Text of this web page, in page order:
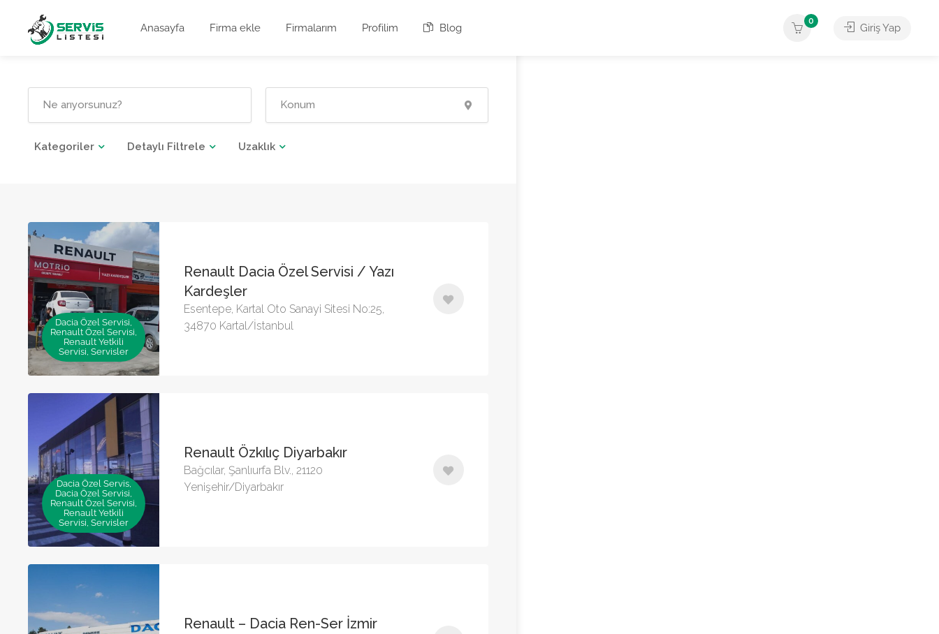
Anasayfa Firma ekle Firmalarım Profilim Blog
0
Giriş Yap
Kategoriler Detaylı Filtrele Uzaklık
Dacia Özel Servisi,
Renault Özel Servisi,
Renault Yetkili
Servisi, Servisler
Renault Dacia Özel Servisi / Yazı
Kardeşler
Esentepe, Kartal Oto Sanayi Sitesi No:25,
34870 Kartal/İstanbul
Dacia Özel Servis,
Dacia Özel Servisi,
Renault Özel Servisi,
Renault Yetkili
Servisi, Servisler
Renault Özkılıç Diyarbakır
Bağcılar, Şanlıurfa Blv., 21120
Yenişehir/Diyarbakır
Renault – Dacia Ren-Ser İzmir